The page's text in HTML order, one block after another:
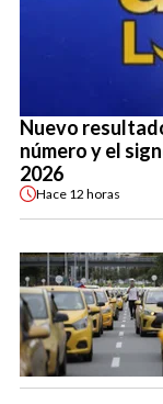
Nuevo
número y el
2026
Hace 12 horas